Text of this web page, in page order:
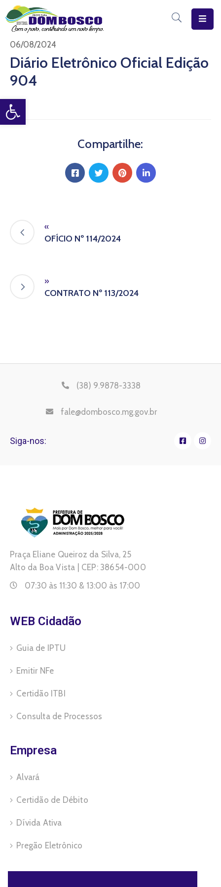
Open toolbar
Início
O
Município
Estrutura
Diário
06/08/2024
Diário Eletrônico Oficial Edição
904
Compartilhe:
«
OFÍCIO Nº 114/2024
»
CONTRATO Nº 113/2024
(38) 9.9878-3338
fale@dombosco.mg.gov.br
Siga-nos:
Praça Eliane Queiroz da Silva, 25
Alto da Boa Vista | CEP: 38654-000
07:30 às 11:30 & 13:00 às 17:00
WEB Cidadão
Guia de IPTU
Emitir NFe
Certidão ITBI
Consulta de Processos
Empresa
Alvará
Certidão de Débito
Dívida Ativa
Pregão Eletrônico